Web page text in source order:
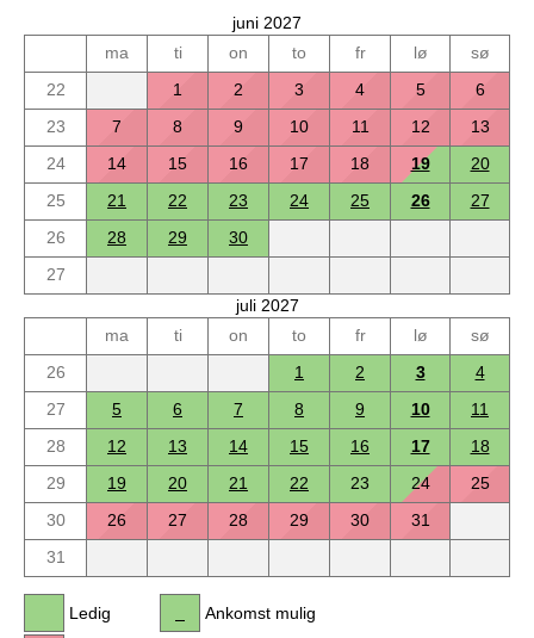
juni 2027
ma
ti on to fr lø
sø
22
1 2 3 4 5
6
23
7 8 9 10 11 12
13
24
14 15 16 17 18 19
20
25
21 22 23 24 25 26
27
26
28 29
30
27
juli 2027
ma
ti on to fr lø
sø
26
1 2 3
4
27
5 6 7 8 9 10
11
28
12 13 14 15 16 17
18
29
19 20 21 22 23 24
25
30
26 27 28 29 30
31
31
Ledig Ankomst mulig